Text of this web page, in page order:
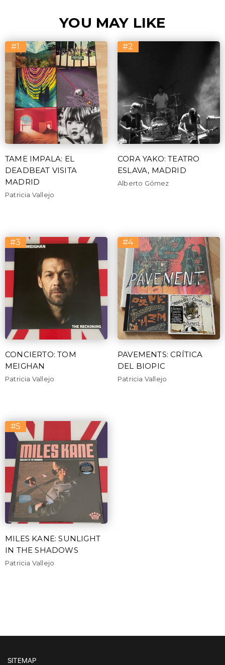
YOU MAY LIKE
#1
TAME IMPALA: EL
DEADBEAT VISITA
MADRID
Patricia Vallejo
#2
CORA YAKO: TEATRO
ESLAVA, MADRID
Alberto Gómez
#3
CONCIERTO: TOM
MEIGHAN
Patricia Vallejo
#4
PAVEMENTS: CRÍTICA
DEL BIOPIC
Patricia Vallejo
#5
MILES KANE: SUNLIGHT
IN THE SHADOWS
Patricia Vallejo
SITEMAP